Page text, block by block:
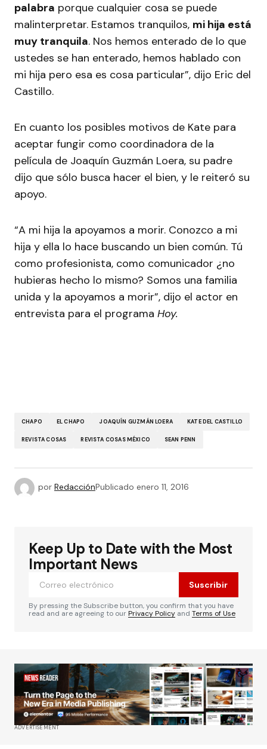
palabra porque cualquier cosa se puede
malinterpretar. Estamos tranquilos, mi hija está
muy tranquila. Nos hemos enterado de lo que
ustedes se han enterado, hemos hablado con
mi hija pero esa es cosa particular”, dijo Eric del
Castillo.
En cuanto los posibles motivos de Kate para
aceptar fungir como coordinadora de la
película de Joaquín Guzmán Loera, su padre
dijo que sólo busca hacer el bien, y le reiteró su
apoyo.
“A mi hija la apoyamos a morir. Conozco a mi
hija y ella lo hace buscando un bien común. Tú
como profesionista, como comunicador ¿no
hubieras hecho lo mismo? Somos una familia
unida y la apoyamos a morir”, dijo el actor en
entrevista para el programa Hoy.
CHAPO EL CHAPO JOAQUÍN GUZMÁN LOERA KATE DEL CASTILLO
REVISTA COSAS REVISTA COSAS MÉXICO SEAN PENN
por RedacciónPublicado enero 11, 2016
Keep Up to Date with the Most
Important News
Suscribir
By pressing the Subscribe button, you confirm that you have
read and are agreeing to ourPrivacy Policy and Terms of Use
ADVERTISEMENT